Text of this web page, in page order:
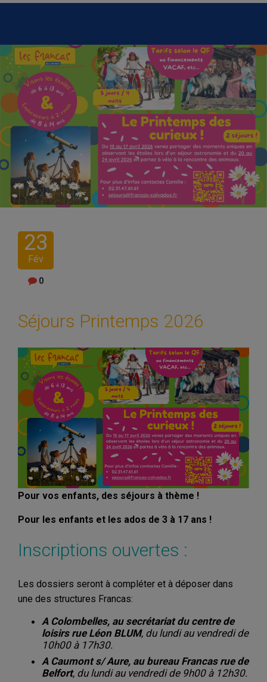
23
Fév
0
Séjours Printemps 2026
Pour vos enfants, des séjours à thème !
Pour les enfants et les ados de 3 à 17 ans !
Inscriptions ouvertes :
Les dossiers seront à compléter et à déposer dans
une des structures Francas:
A Colombelles, au secrétariat du centre de
loisirs rue Léon BLUM, du lundi au vendredi de
10h00 à 17h30.
A Caumont s/ Aure, au bureau Francas rue de
Belfort, du lundi au vendredi de 9h00 à 12h30.